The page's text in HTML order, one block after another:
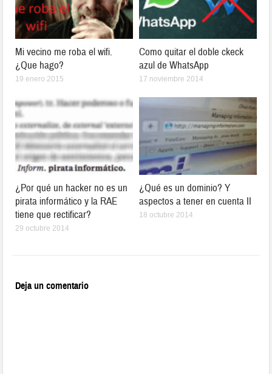
Mi vecino me roba el wifi.
¿Que hago?
19 enero 2015
Como quitar el doble ckeck
azul de WhatsApp
17 noviembre 2014
¿Por qué un hacker no es un
pirata informático y la RAE
tiene que rectificar?
29 octubre 2014
¿Qué es un dominio? Y
aspectos a tener en cuenta II
18 octubre 2014
Deja un comentario